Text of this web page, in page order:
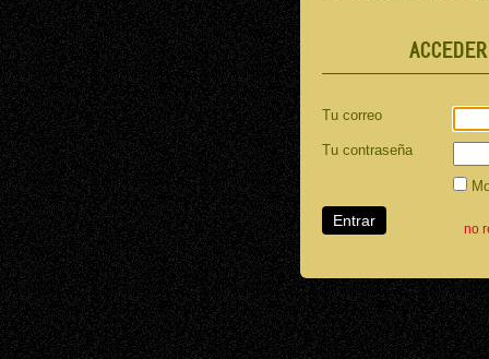
Tu correo
Tu contraseña
no